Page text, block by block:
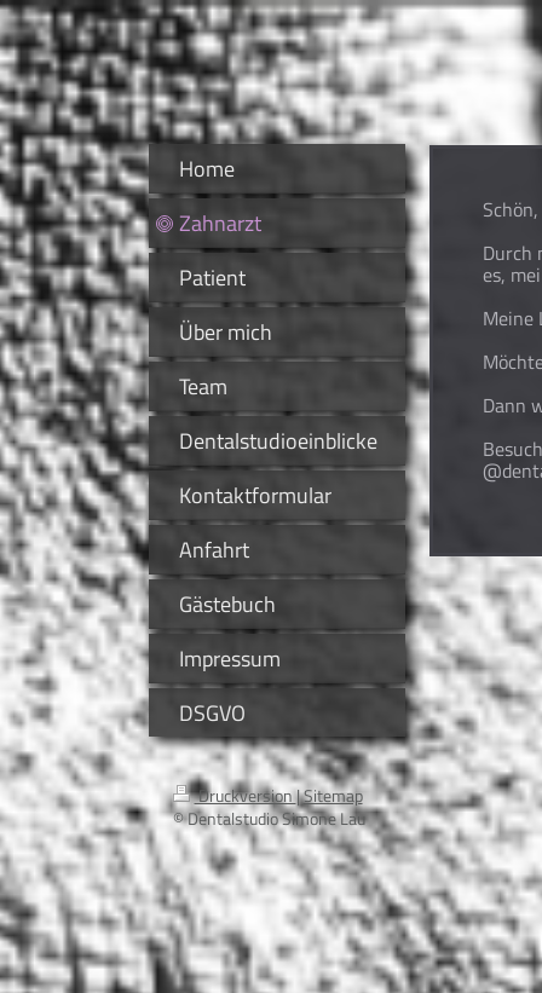
Home
Zahnarzt
Patient
Über mich
Team
Dentalstudioeinblicke
Kontaktformular
Anfahrt
Gästebuch
Impressum
DSGVO
Durch
es,
Meine
Dann
Druckversion|Sitemap
© Dentalstudio Simone Lau